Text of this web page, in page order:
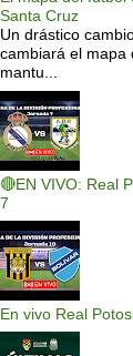
Santa Cruz
Un drástico
cambiará el mapa
mantu...
🔴EN VIVO: Real
7
En vivo Real